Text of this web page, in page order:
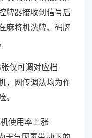
牌器接收到信号后
麻将机洗牌、码牌
仅可调对应档
，网传调法均为作
使用率上涨